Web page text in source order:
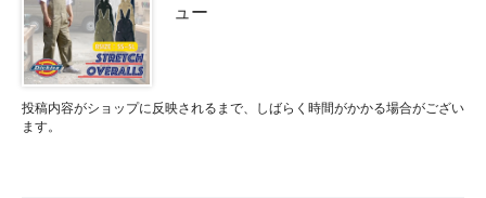
ュー
投稿内容がショップに反映されるまで、しばらく時間がかかる場合がござい
ます。